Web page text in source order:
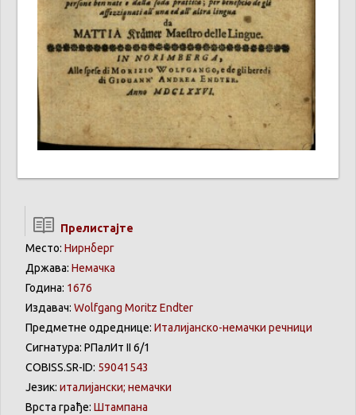
Прелистајте
Место: Нирнберг
Држава: Немачка
Година: 1676
Издавач: Wolfgang Moritz Endter
Предметне одреднице: Италијанско-немачки речници
Сигнатура: РПалИт II 6/1
COBISS.SR-ID: 59041543
Језик: италијански; немачки
Врста грађе: Штампана